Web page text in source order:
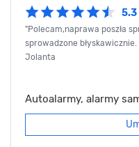
5.3
"Polecam,naprawa poszła
sprowadzone błyskawicznie.
Jolanta
Autoalarmy, alarmy